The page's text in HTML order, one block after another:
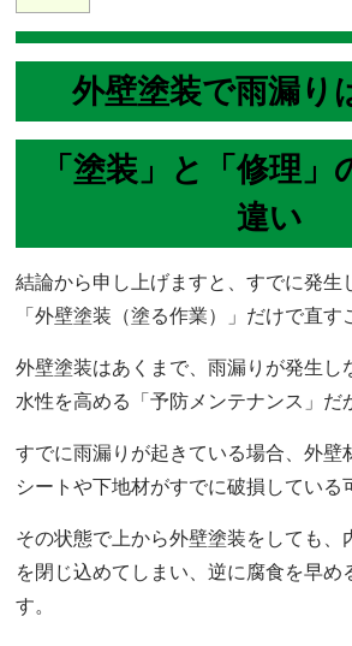
外壁塗装で雨漏り
「塗装」と「修理」
違い
結論から申し上げますと、すでに発生
「外壁塗装（塗る作業）」だけで直す
外壁塗装はあくまで、雨漏りが発生し
水性を高める「予防メンテナンス」だ
すでに雨漏りが起きている場合、外壁
シートや下地材がすでに破損している
その状態で上から外壁塗装をしても、
を閉じ込めてしまい、逆に腐食を早め
す。